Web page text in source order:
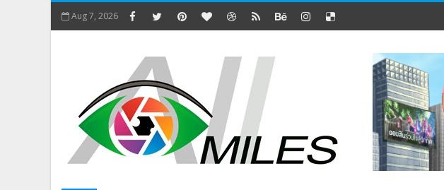
Aug 7, 2026